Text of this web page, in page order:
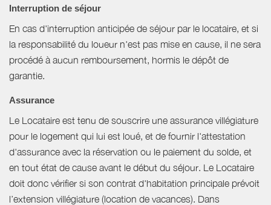
Interruption de séjour
En cas d'interruption anticipée de séjour par le locataire, et si
la responsabilité du loueur n'est pas mise en cause, il ne sera
procédé à aucun remboursement, hormis le dépôt de
garantie.
Assurance
Le Locataire est tenu de souscrire une assurance villégiature
pour le logement qui lui est loué, et de fournir l'attestation
d'assurance avec la réservation ou le paiement du solde, et
en tout état de cause avant le début du séjour. Le Locataire
doit donc vérifier si son contrat d'habitation principale prévoit
l’extension villégiature (location de vacances). Dans